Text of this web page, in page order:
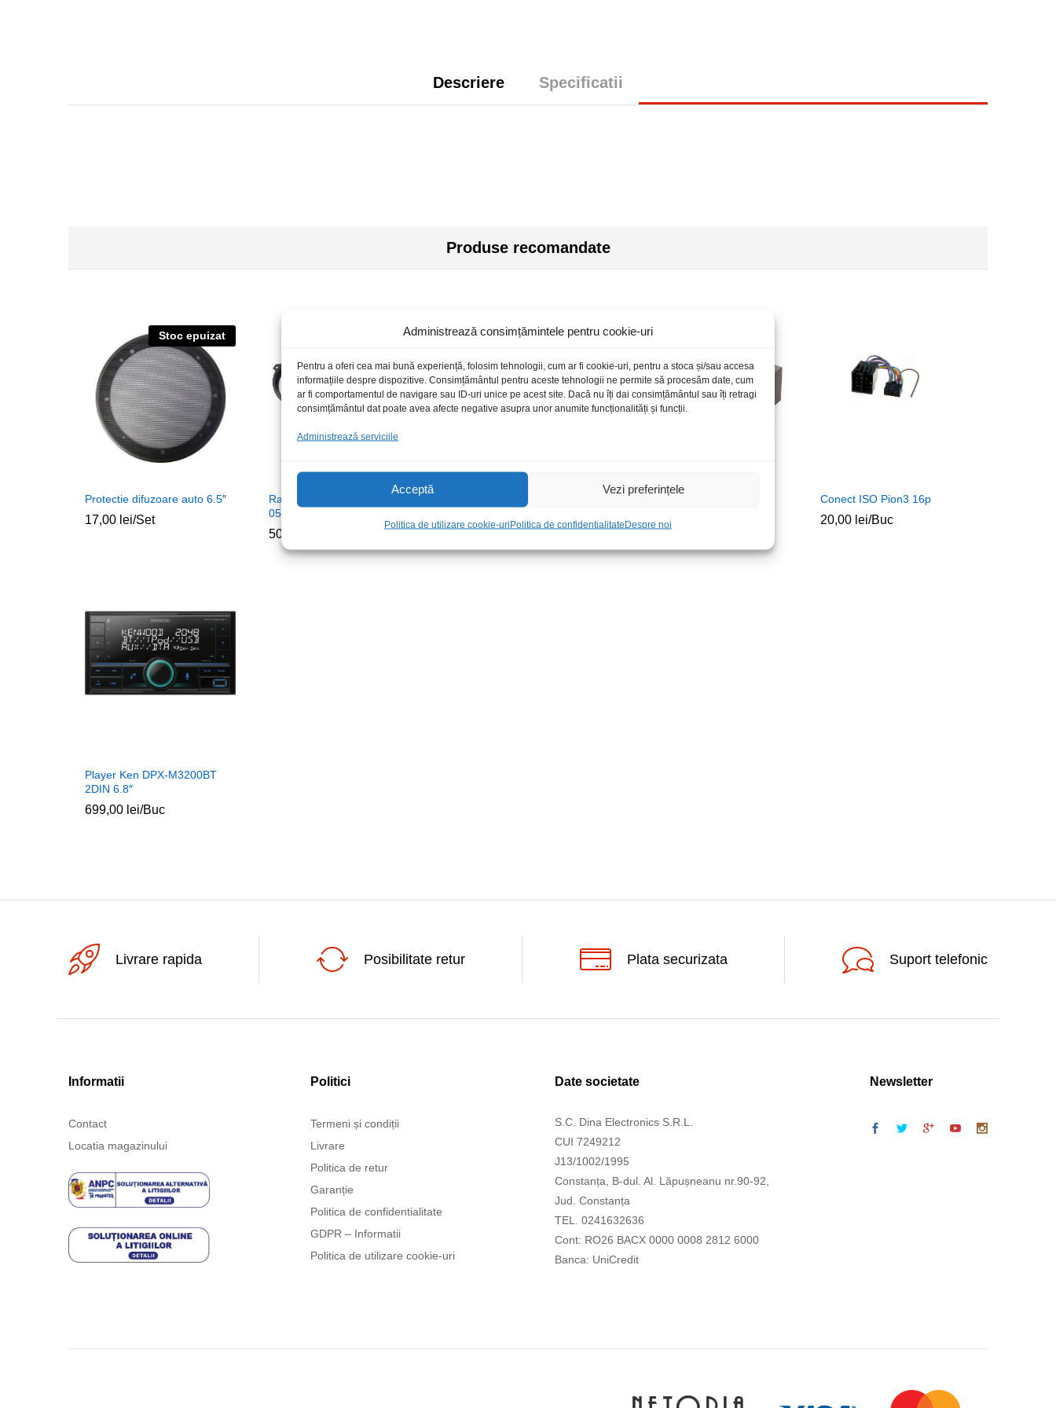
Administrează consimțămintele pentru cookie-uri
Pentru a oferi cea mai bună experiență, folosim tehnologii, cum ar fi cookie-uri, pentru a stoca și/sau accesa
informațiile despre dispozitive. Consimțământul pentru aceste tehnologii ne permite să procesăm date, cum
ar fi comportamentul de navigare sau ID-uri unice pe acest site. Dacă nu îți dai consimțământul sau îți retragi
consimțământul dat poate avea afecte negative asupra unor anumite funcționalități și funcții.
Administrează serviciile
Acceptă Vezi preferințele
Politica de utilizare cookie-uriPolitica de confidentialitateDespre noi
Descriere Specificatii
Produse recomandate
Stoc epuizat
Protectie difuzoare auto 6.5″
17,00 lei/Set
Stoc epuizat
Rama dif Opel Astra F-G 91-
05 plastic negru
50,00
340,00lei/Set
Conect ISO Cas Daewoo
20,00lei
Conect ISO Pion3 16p
20,00 lei/Buc
Player Ken DPX-M3200BT
2DIN 6.8″
699,00 lei/Buc
Livrare rapida Posibilitate retur Plata securizata Suport telefonic
Informatii
Contact
Locatia magazinului
Politici
Termeni și condiții
Livrare
Politica de retur
Garanție
Politica de confidentialitate
GDPR – Informatii
Politica de utilizare cookie-uri
Date societate
S.C. Dina Electronics S.R.L.
CUI 7249212
J13/1002/1995
Constanța, B-dul. Al. Lăpușneanu nr.90-92,
Jud. Constanța
TEL. 0241632636
Cont: RO26 BACX 0000 0008 2812 6000
Banca: UniCredit
Newsletter